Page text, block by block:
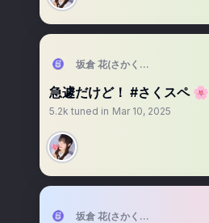
坂倉 花(さかくら さくら)
急遽だけど！ #さくスペ 🌸
5.2k tuned in Mar 10, 2025
坂倉 花(さかくら さくら)